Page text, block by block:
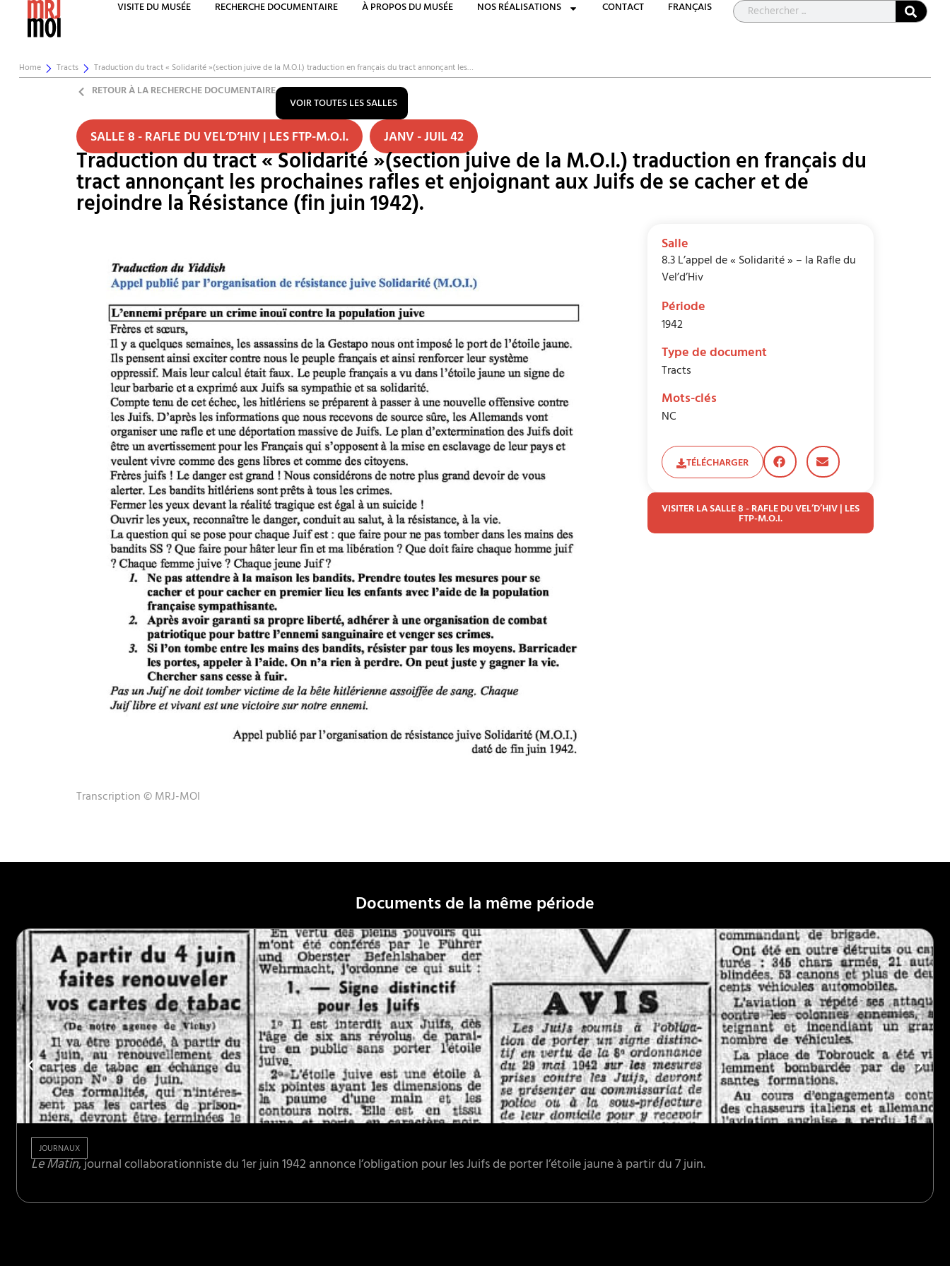
VISITE DU MUSÉE RECHERCHE DOCUMENTAIRE À PROPOS DU MUSÉE NOS RÉALISATIONS CONTACT FRANÇAIS
Home Tracts Traduction du tract « Solidarité »(section juive de la M.O.I.) traduction en français du tract annonçant les…
RETOUR À LA RECHERCHE DOCUMENTAIRE
VOIR TOUTES LES SALLES
SALLE 8 - RAFLE DU VEL’D’HIV | LES FTP-M.O.I. JANV - JUIL 42
Traduction du tract « Solidarité »(section juive de la M.O.I.) traduction en français du
tract annonçant les prochaines rafles et enjoignant aux Juifs de se cacher et de
rejoindre la Résistance (fin juin 1942).
Transcription © MRJ-MOI
Salle
8.3 L’appel de « Solidarité » – la Rafle du
Vel’d’Hiv
Période
1942
Type de document
Tracts
Mots-clés
NC
TÉLÉCHARGER
VISITER LA SALLE 8 - RAFLE DU VEL’D’HIV | LES
FTP-M.O.I.
Documents de la même période
JOURNAUX
Le Matin, journal collaborationniste du 1er juin 1942 annonce l’obligation pour les Juifs de porter l’étoile jaune à partir du 7 juin.